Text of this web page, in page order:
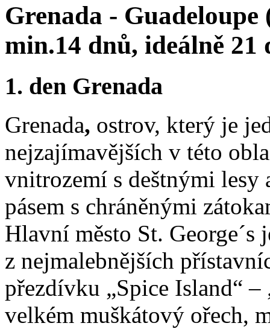
Grenada -
min.14 dnů, ideálně
1. den Grenada
Grenada, ostrov, který je
nejzajímavějších v této
vnitrozemí s deštnými lesy
pásem s chráněnými
Hlavní město St. George´s
z nejmalebnějších
přezdívku „Spice Island“
velkém muškátový ořech,